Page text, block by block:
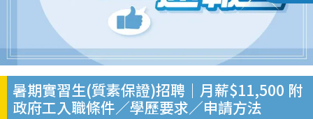
暑期實習生(質素保證)招聘｜月薪$11,500 附
政府工入職條件／學歷要求／申請方法